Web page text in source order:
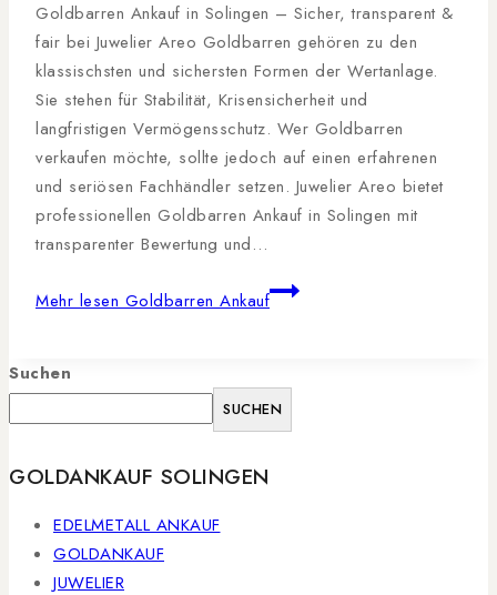
Goldbarren Ankauf in Solingen – Sicher, transparent &
fair bei Juwelier Areo Goldbarren gehören zu den
klassischsten und sichersten Formen der Wertanlage.
Sie stehen für Stabilität, Krisensicherheit und
langfristigen Vermögensschutz. Wer Goldbarren
verkaufen möchte, sollte jedoch auf einen erfahrenen
und seriösen Fachhändler setzen. Juwelier Areo bietet
professionellen Goldbarren Ankauf in Solingen mit
transparenter Bewertung und…
Mehr lesen Goldbarren Ankauf
Suchen
SUCHEN
GOLDANKAUF SOLINGEN
EDELMETALL ANKAUF
GOLDANKAUF
JUWELIER